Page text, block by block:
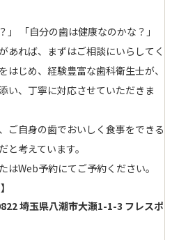
」 「自分の歯は健康なのかな？」
あれば、まずはご相談にいらしてく
はじめ、経験豊富な歯科衛生士が、
い、丁寧に対応させていただきま
ご自身の歯でおいしく食事をできる
と考えています。
はWeb予約にてご予約ください。
埼玉県八潮市大瀬1-1-3 フレスポ